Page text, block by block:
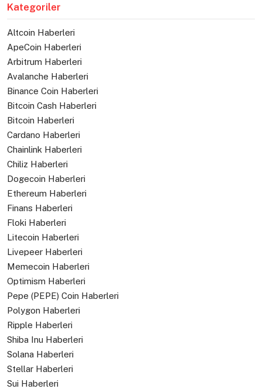
Kategoriler
Altcoin Haberleri
ApeCoin Haberleri
Arbitrum Haberleri
Avalanche Haberleri
Binance Coin Haberleri
Bitcoin Cash Haberleri
Bitcoin Haberleri
Cardano Haberleri
Chainlink Haberleri
Chiliz Haberleri
Dogecoin Haberleri
Ethereum Haberleri
Finans Haberleri
Floki Haberleri
Litecoin Haberleri
Livepeer Haberleri
Memecoin Haberleri
Optimism Haberleri
Pepe (PEPE) Coin Haberleri
Polygon Haberleri
Ripple Haberleri
Shiba Inu Haberleri
Solana Haberleri
Stellar Haberleri
Sui Haberleri